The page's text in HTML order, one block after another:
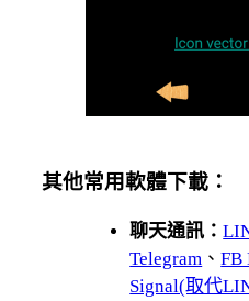
其他常用軟體下載：
聊天通訊：
Telegram 、FB
Signal(取代